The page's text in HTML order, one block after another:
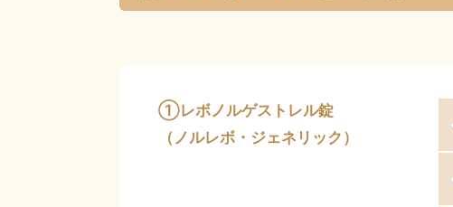
①レボノルゲストレル錠
（ノルレボ・ジェネリック）